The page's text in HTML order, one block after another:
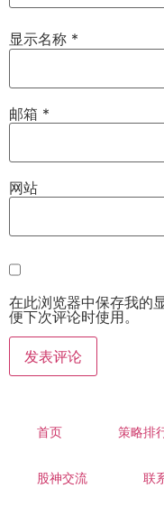
显示名称 *
邮箱 *
网站
在此浏览器中保存我的
便下次评论时使用。
首页 策略排
股神交流 联